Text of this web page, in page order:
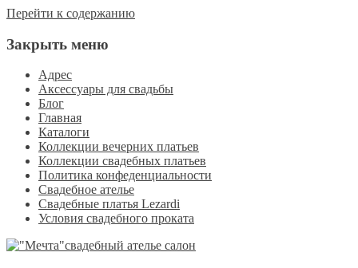
Перейти к содержанию
Закрыть меню
Адрес
Аксессуары для свадьбы
Блог
Главная
Каталоги
Коллекции вечерних платьев
Коллекции свадебных платьев
Политика конфеденциальности
Свадебное ателье
Свадебные платья Lezardi
Условия свадебного проката